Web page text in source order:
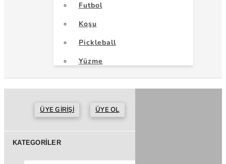
Futbol
Koşu
Pickleball
Yüzme
ÜYE GIRIŞI ÜYE OL
KATEGORILER